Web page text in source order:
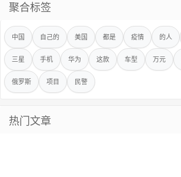
聚合标签
中国 自己的 美国 都是 疫情 的人
三星 手机 华为 这款 车型 万元
俄罗斯 项目 民警
热门文章